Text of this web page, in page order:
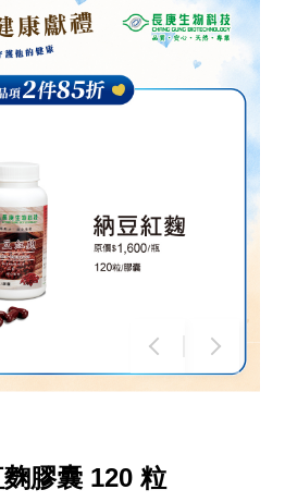
膠囊 120 粒